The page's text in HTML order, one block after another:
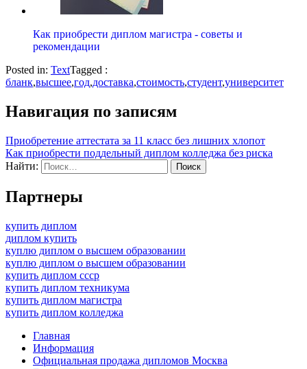
Как приобрести диплом магистра - советы и
рекомендации
Posted in: TextTagged :
бланк,высшее,год,доставка,стоимость,студент,университет
Навигация по записям
Приобретение аттестата за 11 класс без лишних хлопот
Как приобрести поддельный диплом колледжа без риска
Найти:
Партнеры
купить диплом
диплом купить
куплю диплом о высшем образовании
куплю диплом о высшем образовании
купить диплом ссср
купить диплом техникума
купить диплом магистра
купить диплом колледжа
Главная
Информация
Официальная продажа дипломов Москва